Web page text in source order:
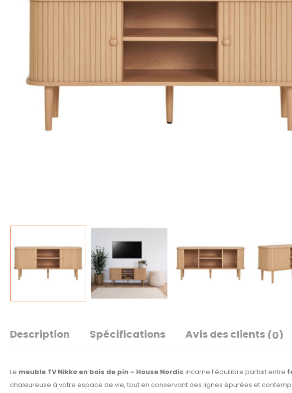
Description Spécifications Avis des clients (0)
Le meuble TV Nikko en bois de pin – House Nordic incarne l’équilibre parfait entre
chaleureuse à votre espace de vie, tout en conservant des lignes épurées et